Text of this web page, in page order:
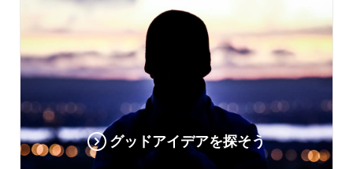
グッドアイデアを探そう